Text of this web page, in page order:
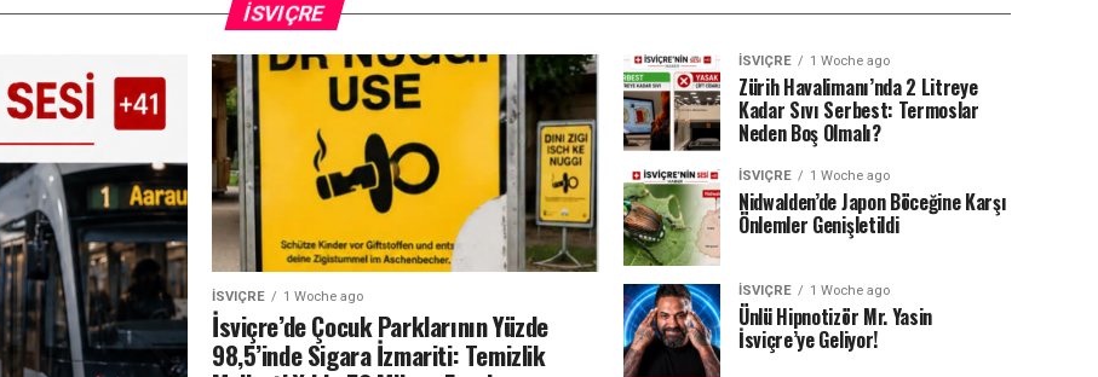
İSVIÇRE
İSVIÇRE 1 Woche ago
İsviçre’de Çocuk Parklarının Yüzde
98,5’inde Sigara İzmariti: Temizlik
İSVIÇRE 1 Woche ago
Zürih Havalimanı’nda 2 Litreye
Kadar Sıvı Serbest: Termoslar
Neden Boş Olmalı?
İSVIÇRE 1 Woche ago
Nidwalden’de Japon Böceğine Karşı
Önlemler Genişletildi
İSVIÇRE 1 Woche ago
Ünlü Hipnotizör Mr. Yasin
İsviçre’ye Geliyor!